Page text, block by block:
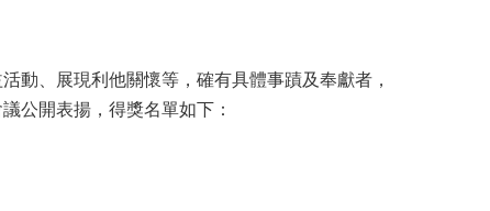
動、展現利他關懷等，確有具體事蹟及奉獻者，
公開表揚，得獎名單如下：